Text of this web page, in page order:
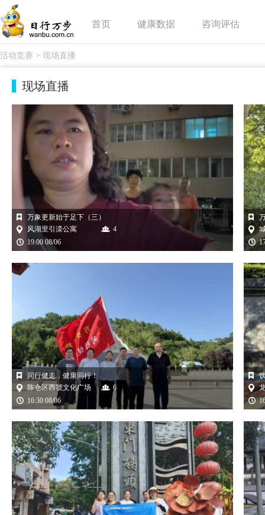
首页 健康数据 咨询评估
活动竞赛 > 现场直播
现场直播
万象更新始于足下（三）
风湖里引滦公寓
4
19:00 08/06
同行健走，健康同行！
陈仓区西虢文化广场
6
16:30 08/06